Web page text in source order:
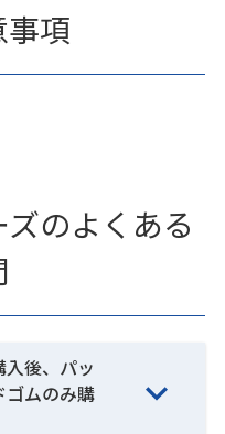
項
のよくある
後、パッ
ゴムのみ購